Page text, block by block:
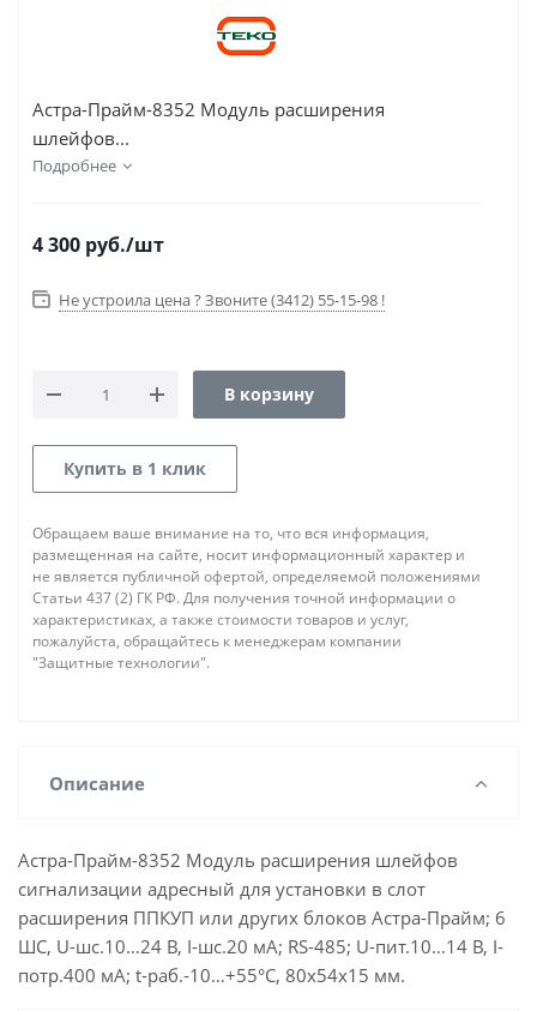
Астра-Прайм-8352 Модуль расширения
шлейфов...
Подробнее
4 300 руб./шт
Не устроила цена ? Звоните (3412) 55-15-98 !
В корзину
Купить в 1 клик
Обращаем ваше внимание на то, что вся информация,
размещенная на сайте, носит информационный характер и
не является публичной офертой, определяемой положениями
Статьи 437 (2) ГК РФ. Для получения точной информации о
характеристиках, а также стоимости товаров и услуг,
пожалуйста, обращайтесь к менеджерам компании
"Защитные технологии".
Описание
Астра-Прайм-8352 Модуль расширения шлейфов
сигнализации адресный для установки в слот
расширения ППКУП или других блоков Астра-Прайм; 6
ШС, U-шс.10…24 В, I-шс.20 мА; RS-485; U-пит.10…14 В, I-
потр.400 мА; t-раб.-10…+55°C, 80х54х15 мм.